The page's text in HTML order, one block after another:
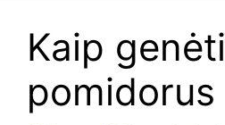
Kaip genėti
pomidorus